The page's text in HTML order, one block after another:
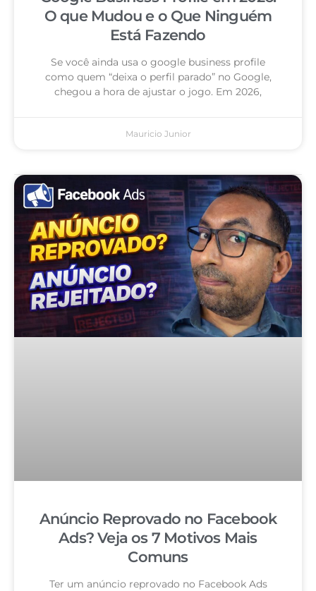
O que Mudou e o Que Ninguém
Está Fazendo
Se você ainda usa o google business profile
como quem “deixa o perfil parado” no Google,
chegou a hora de ajustar o jogo. Em 2026,
Mauricio Junior
Anúncio Reprovado no Facebook
Ads? Veja os 7 Motivos Mais
Comuns
Ter um anúncio reprovado no Facebook Ads